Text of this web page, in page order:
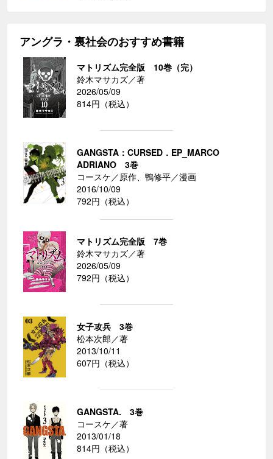
アングラ・裏社会のおすすめ書籍
マトリズム完全版 10巻（完）
鈴木マサカズ／著
2026/05/09
814円（税込）
GANGSTA：CURSED．EP_MARCO
ADRIANO 3巻
コースケ／原作、鴨修平／漫画
2016/10/09
792円（税込）
マトリズム完全版 7巻
鈴木マサカズ／著
2026/05/09
792円（税込）
女子攻兵 3巻
松本次郎／著
2013/10/11
607円（税込）
GANGSTA. 3巻
コースケ／著
2013/01/18
814円（税込）